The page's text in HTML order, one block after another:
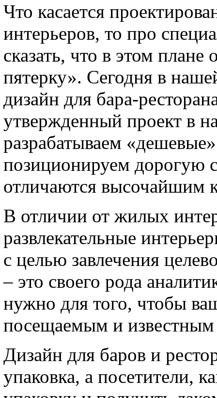
Что касается
интерьеров, то про
сказать, что в этом
пятерку». Сегодня в
дизайн для бара-
утвержденный проект в
разрабатываем
позиционируем дорогую
отличаются высочайшим
В отличии от жилых
развлекательные
с целью завлечения
– это своего рода
нужно для того, чтобы
посещаемым и известным
Дизайн для баров и
упаковка, а посетители,